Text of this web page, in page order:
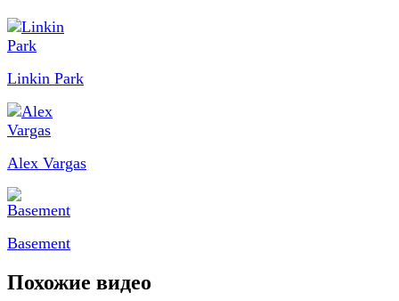
Linkin Park
Alex Vargas
Basement
Похожие видео